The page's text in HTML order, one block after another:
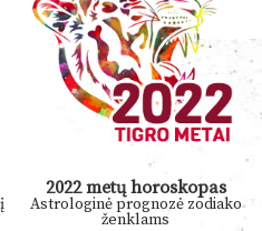
2022 metų horoskopas
Astrologinė prognozė zodiako
ženklams